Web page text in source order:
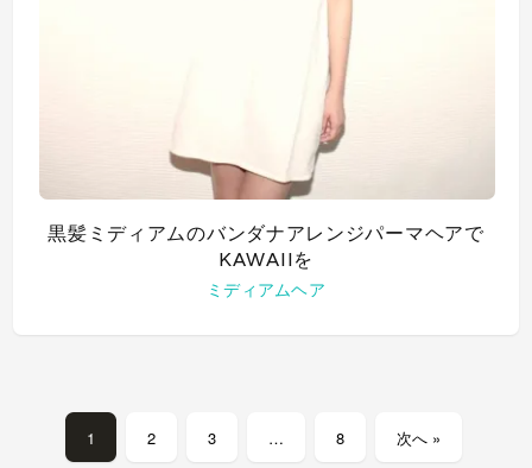
黒髪ミディアムのバンダナアレンジパーマヘアで
KAWAIIを
ミディアムヘア
1 2 3 … 8 次へ »